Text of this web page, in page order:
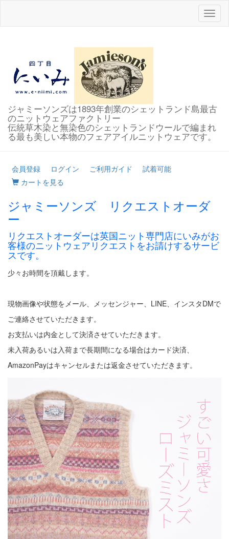
ジャミーソンズは1893年創業のシェットランド島最古
のニットウェアファクトリー
伝統草木染と無染色のシェットランドウールで編まれ
る最も美しい本物のフェアアイルニットウェアです。
会員登録 ログイン ご利用ガイド
試着可能
カートを見る
ジャミーソンズ リクエストオーダ
ー
リクエストオーダーは英国ニット専門店にいみがお
客様のニットウェアリクエストをお請けするサービ
スです。
少々お時間を頂戴します。
現物画像や状態をメール、メッセンジャー、LINE、インスタDMで
ご連絡させていただきます。
お支払いは内金として決済させていただきます。
未入荷あるいは入荷まで長期間になる場合はカード決済、
AmazonPayはキャンセルまたは返金させていただきます。